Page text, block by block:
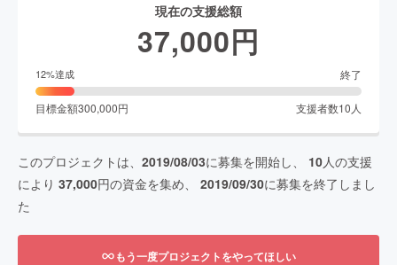
現在の支援総額
37,000円
12%達成 終了
目標金額300,000円 支援者数10 人
このプロジェクトは、 2019/08/03に募集を開始し、 10人の支援
により 37,000円の資金を集め、 2019/09/30に募集を終了しまし
た
もう一度プロジェクトをやってほしい